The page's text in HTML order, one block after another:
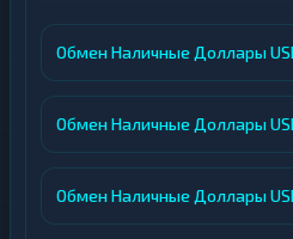
Обмен Наличные Доллары
Обмен Наличные Доллары
Обмен Наличные Доллары